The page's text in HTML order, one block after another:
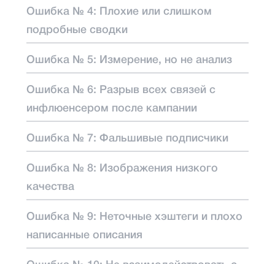
Ошибка № 4: Плохие или слишком
подробные сводки
Ошибка № 5: Измерение, но не анализ
Ошибка № 6: Разрыв всех связей с
инфлюенсером после кампании
Ошибка № 7: Фальшивые подписчики
Ошибка № 8: Изображения низкого
качества
Ошибка № 9: Неточные хэштеги и плохо
написанные описания